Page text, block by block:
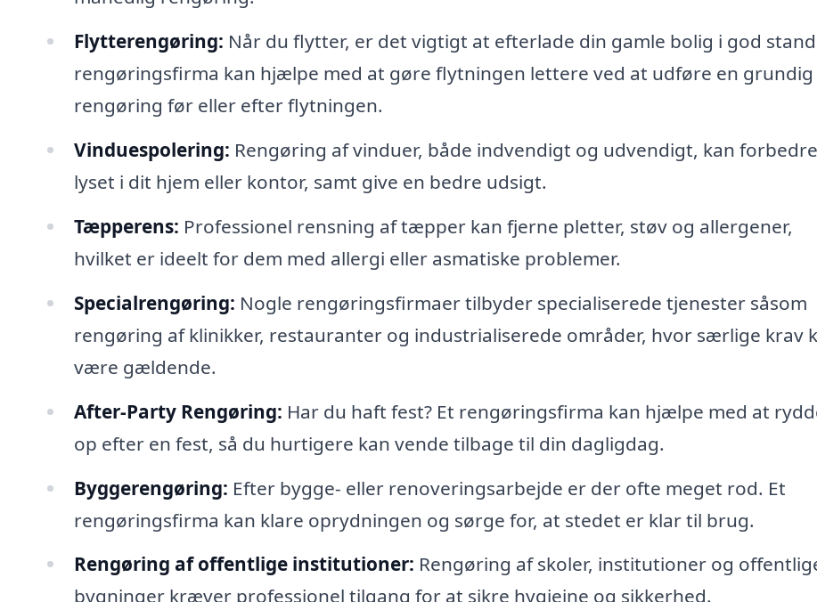
Flytterengøring: Når du flytter, er det vigtigt at efterlade din gamle bolig i god
rengøringsfirma kan hjælpe med at gøre flytningen lettere ved at udføre en grundig
rengøring før eller efter flytningen.
Vinduespolering: Rengøring af vinduer, både indvendigt og udvendigt, kan forbedre
lyset i dit hjem eller kontor, samt give en bedre udsigt.
Tæpperens: Professionel rensning af tæpper kan fjerne pletter, støv og allergener,
hvilket er ideelt for dem med allergi eller asmatiske problemer.
Specialrengøring: Nogle rengøringsfirmaer tilbyder specialiserede tjenester såsom
rengøring af klinikker, restauranter og industrialiserede områder, hvor særlige krav
være gældende.
After-Party Rengøring: Har du haft fest? Et rengøringsfirma kan hjælpe med at
op efter en fest, så du hurtigere kan vende tilbage til din dagligdag.
Byggerengøring: Efter bygge- eller renoveringsarbejde er der ofte meget rod. Et
rengøringsfirma kan klare oprydningen og sørge for, at stedet er klar til brug.
Rengøring af offentlige institutioner: Rengøring af skoler, institutioner og
bygninger kræver professionel tilgang for at sikre hygiejne og sikkerhed.